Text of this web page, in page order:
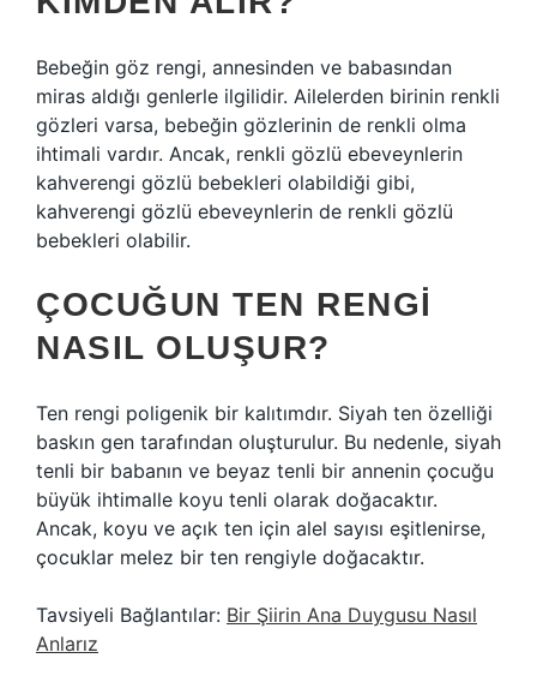
Bebeğin göz rengi, annesinden ve babasından
miras aldığı genlerle ilgilidir. Ailelerden birinin renkli
gözleri varsa, bebeğin gözlerinin de renkli olma
ihtimali vardır. Ancak, renkli gözlü ebeveynlerin
kahverengi gözlü bebekleri olabildiği gibi,
kahverengi gözlü ebeveynlerin de renkli gözlü
bebekleri olabilir.
ÇOCUĞUN TEN RENGI
NASIL OLUŞUR?
Ten rengi poligenik bir kalıtımdır. Siyah ten özelliği
baskın gen tarafından oluşturulur. Bu nedenle, siyah
tenli bir babanın ve beyaz tenli bir annenin çocuğu
büyük ihtimalle koyu tenli olarak doğacaktır.
Ancak, koyu ve açık ten için alel sayısı eşitlenirse,
çocuklar melez bir ten rengiyle doğacaktır.
Tavsiyeli Bağlantılar: Bir Şiirin Ana Duygusu Nasıl
Anlarız